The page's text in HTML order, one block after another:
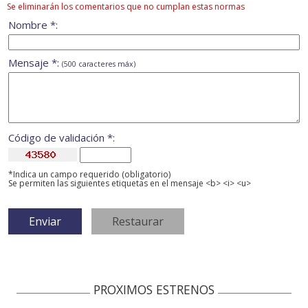
Se eliminarán los comentarios que no cumplan estas normas
Nombre *:
Mensaje *: (500 caracteres máx)
Código de validación *:
*Indica un campo requerido (obligatorio)
Se permiten las siguientes etiquetas en el mensaje <b> <i> <u>
PROXIMOS ESTRENOS